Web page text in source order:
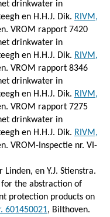
drinkwater in
en H.H.J. Dik. RIVM,
VROM rapport 7420
drinkwater in
en H.H.J. Dik. RIVM,
VROM rapport 8346
drinkwater in
en H.H.J. Dik. RIVM,
VROM rapport 7275
drinkwater in
en H.H.J. Dik. RIVM,
VROM-Inspectie nr. VI-
Linden, en Y.J. Stienstra.
the abstraction of
protection products on
601450021, Bilthoven.